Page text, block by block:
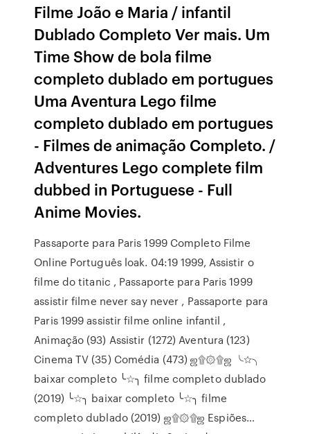
Filme João e Maria / infantil
Dublado Completo Ver mais. Um
Time Show de bola filme
completo dublado em portugues
Uma Aventura Lego filme
completo dublado em portugues
- Filmes de animação Completo. /
Adventures Lego complete film
dubbed in Portuguese - Full
Anime Movies.
Passaporte para Paris 1999 Completo Filme
Online Português loak. 04:19 1999, Assistir o
filme do titanic , Passaporte para Paris 1999
assistir filme never say never , Passaporte para
Paris 1999 assistir filme online infantil ,
Animação (93) Assistir (1272) Aventura (123)
Cinema TV (35) Comédia (473) ஜ۩۞۩ஜ ╰☆╮
baixar completo ╰☆╮ filme completo dublado
(2019) ╰☆╮ baixar completo ╰☆╮ filme
completo dublado (2019) ஜ۩۞۩ஜ Espiões…